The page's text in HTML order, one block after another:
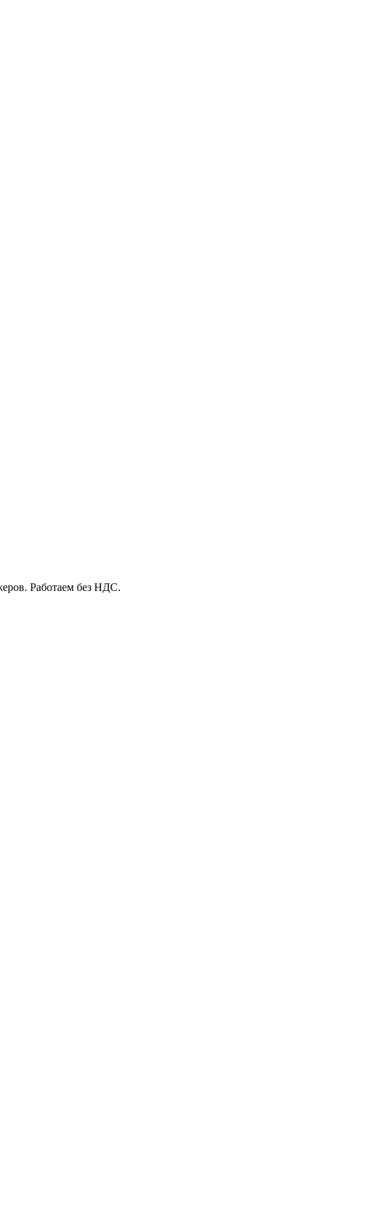
Работаем без НДС.